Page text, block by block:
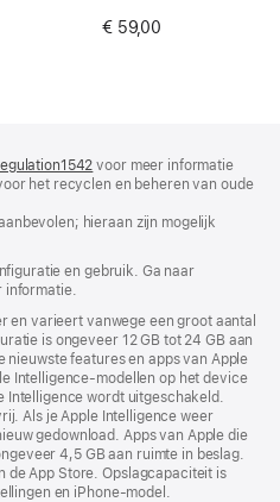
€ 59,00
(wordt
in
venster
voor meer informatie
het recyclen en beheren van oude
hieraan zijn mogelijk
en gebruik. Ga naar
informatie.
en varieert vanwege een groot aantal
is ongeveer 12 GB tot 24 GB aan
nieuwste features en apps van Apple
Intelligence-modellen op het device
Intelligence wordt uitgeschakeld.
Als je Apple Intelligence weer
gedownload. Apps van Apple die
4,5 GB aan ruimte in beslag.
de App Store. Opslagcapaciteit is
en iPhone‑model.